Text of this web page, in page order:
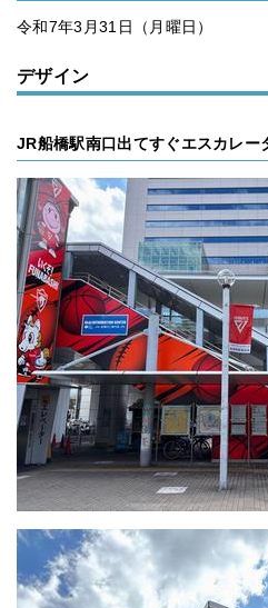
令和7年3月31日（月曜日）
デザイン
JR船橋駅南口出てすぐエスカレー